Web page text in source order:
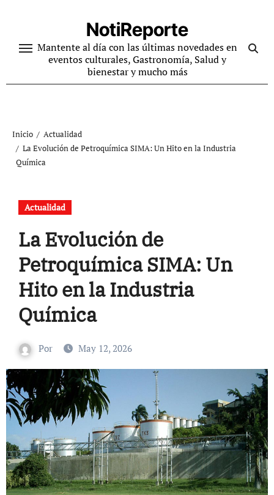
contenido
NotiReporte
Mantente al día con las últimas novedades en
eventos culturales, Gastronomía, Salud y
bienestar y mucho más
Inicio
Actualidad
La Evolución de Petroquímica SIMA: Un Hito en la Industria
Química
Actualidad
La Evolución de
Petroquímica SIMA: Un
Hito en la Industria
Química
Por May 12, 2026